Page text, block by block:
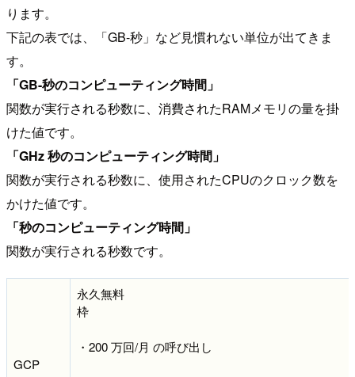
ります。
下記の表では、「GB-秒」など見慣れない単位が出てきま
す。
「GB-秒のコンピューティング時間」
関数が実行される秒数に、消費されたRAMメモリの量を掛
けた値です。
「GHz 秒のコンピューティング時間」
関数が実行される秒数に、使用されたCPUのクロック数を
かけた値です。
「秒のコンピューティング時間」
関数が実行される秒数です。
GCP
永久無料
・200 万回/月 の呼び出し